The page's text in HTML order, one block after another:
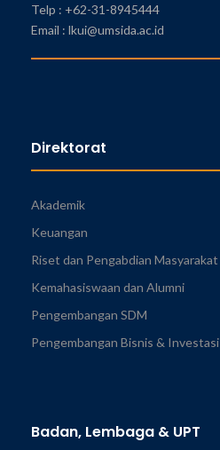
Telp : +62-31-8945444
Email : lkui@umsida.ac.id
Direktorat
Akademik
Keuangan
Riset dan Pengabdian Masyarakat
Kemahasiswaan dan Alumni
Pengembangan SDM
Pengembangan Bisnis & Investasi
Badan, Lembaga & UPT